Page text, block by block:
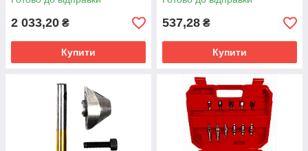
2 033,20 ₴
Купити
537,28 ₴
Купити